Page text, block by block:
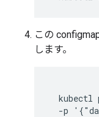
この
します。
kubectl
-p